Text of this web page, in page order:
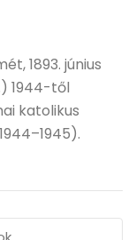
1893. június
1944-től
katolikus